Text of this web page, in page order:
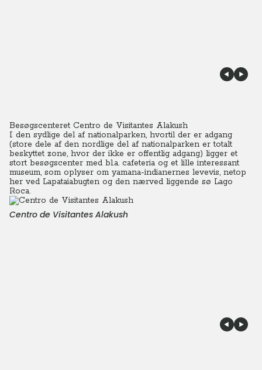
Besøgscenteret Centro de Visitantes Alakush
I den sydlige del af nationalparken, hvortil der er adgang
(store dele af den nordlige del af nationalparken er totalt
beskyttet zone, hvor der ikke er offentlig adgang) ligger et
stort besøgscenter med bl.a. cafeteria og et lille interessant
museum, som oplyser om yamana-indianernes levevis, netop
her ved Lapataiabugten og den nærved liggende sø Lago
Roca.
Centro de Visitantes Alakush